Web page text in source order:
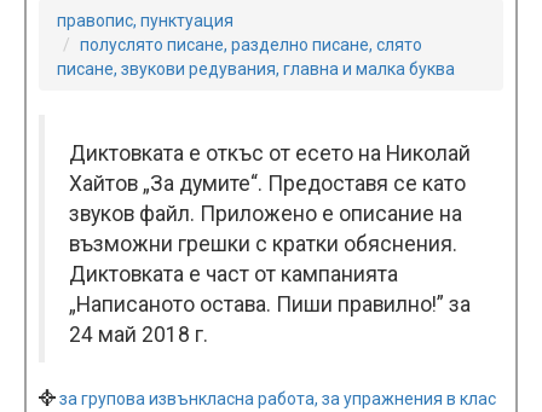
правопис, пунктуация
полуслято писане, разделно писане, слято
писане, звукови редувания, главна и малка буква
Диктовката е откъс от есето на Николай
Хайтов „За думите“. Предоставя се като
звуков файл. Приложено е описание на
възможни грешки с кратки обяснения.
Диктовката е част от кампанията
„Написаното остава. Пиши правилно!” за
24 май 2018 г.
за групова извънкласна работа, за упражнения в клас